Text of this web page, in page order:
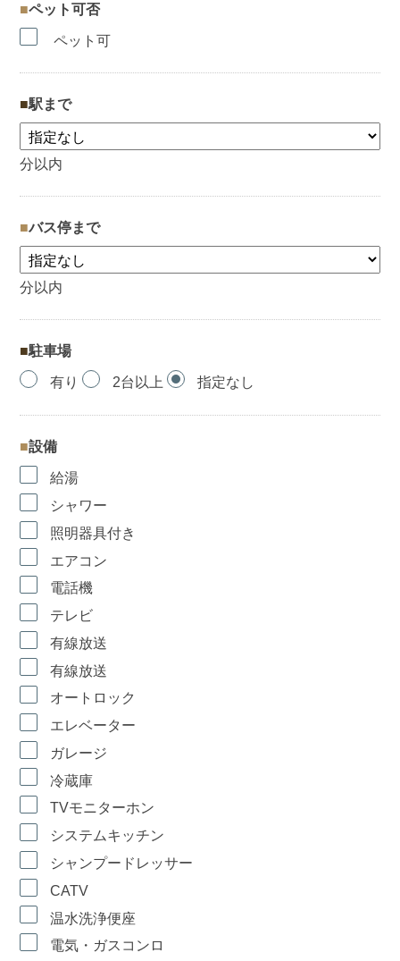
ペット可否
ペット可
駅まで
分以内
バス停まで
分以内
駐車場
有り 2台以上 指定なし
設備
給湯
シャワー
照明器具付き
エアコン
電話機
テレビ
有線放送
有線放送
オートロック
エレベーター
ガレージ
冷蔵庫
TVモニターホン
システムキッチン
シャンプードレッサー
CATV
温水洗浄便座
電気・ガスコンロ